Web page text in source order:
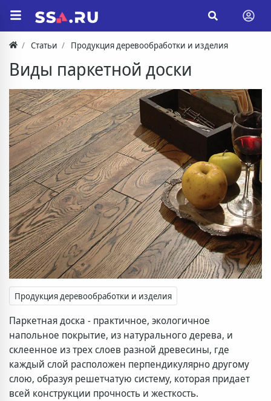
Статьи Продукция деревообработки и изделия
Виды паркетной доски
Продукция деревообработки и изделия
Паркетная доска - практичное, экологичное
напольное покрытие, из натурального дерева, и
склеенное из трех слоев разной древесины, где
каждый слой расположен перпендикулярно другому
слою, образуя решетчатую систему, которая придает
всей конструкции прочность и жесткость.